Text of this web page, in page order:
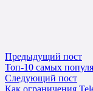
Предыдущий пост
Топ-10 самых
Следующий пост